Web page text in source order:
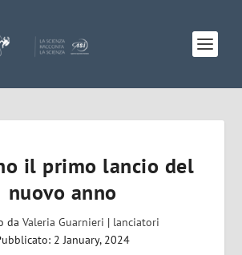
il primo lancio del
nuovo anno
da Valeria Guarnieri | lanciatori
2 January, 2024